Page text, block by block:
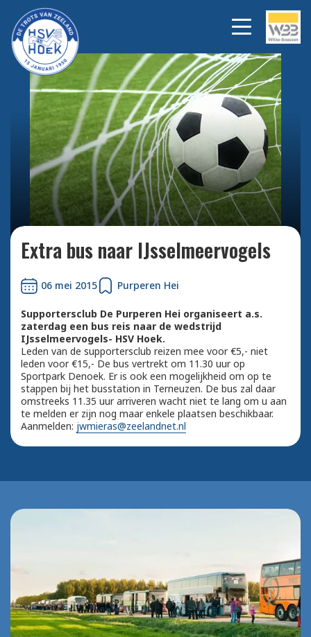
Bekijk alle foto's
Extra bus naar IJsselmeervogels
06 mei 2015 Purperen Hei
Supportersclub De Purperen Hei organiseert a.s.
zaterdag een bus reis naar de wedstrijd
IJsselmeervogels- HSV Hoek.
Leden van de supportersclub reizen mee voor €5,- niet
leden voor €15,- De bus vertrekt om 11.30 uur op
Sportpark Denoek. Er is ook een mogelijkheid om op te
stappen bij het busstation in Terneuzen. De bus zal daar
omstreeks 11.35 uur arriveren wacht niet te lang om u aan
te melden er zijn nog maar enkele plaatsen beschikbaar.
Aanmelden: jwmieras@zeelandnet.nl